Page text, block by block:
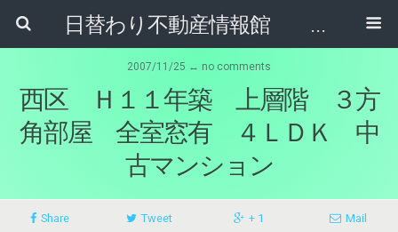
日替わり不動産情報館 リア･ライブログ
2007/11/25 ↔ no comments
西区 Ｈ１１年築 上層階 ３方
角部屋 全室窓有 ４ＬＤＫ 中
古マンション
Share Tweet + 1 Mail